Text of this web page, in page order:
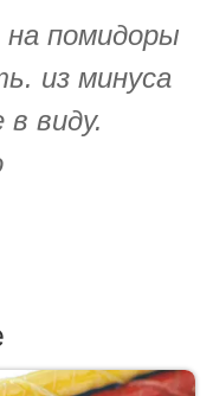
помидоры
из минуса
виду.